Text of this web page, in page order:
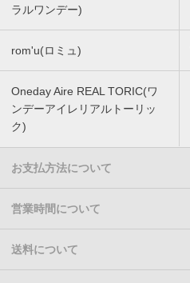
ラルワンデー)
rom'u(ロミュ)
Oneday Aire REAL TORIC(ワ
ンデーアイレリアルトーリッ
ク)
お支払方法について
営業時間について
送料について